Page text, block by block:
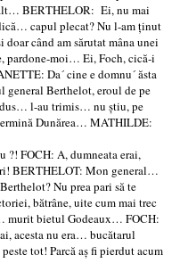
BERTHELOR: Ei, nu mai
capul plecat? Nu l-am ţinut
când am sărutat mâna unei
pardone-moi… Ei, Foch, cică-i
Da´ cine e domnu´ ăsta
general Berthelot, eroul de pe
dus… l-au trimis… nu ştiu, pe
Dunărea… MATHILDE:
?! FOCH: A, dumneata erai,
BERTHELOT: Mon general…
Nu prea pari să te
bătrâne, uite cum mai trec
murit bietul Godeaux… FOCH:
acesta nu era… bucătarul
tot! Parcă aş fi pierdut acum